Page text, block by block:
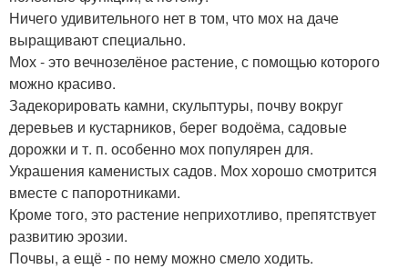
Ничего удивительного нет в том, что мох на даче
выращивают специально.
Мох - это вечнозелёное растение, с помощью которого
можно красиво.
Задекорировать камни, скульптуры, почву вокруг
деревьев и кустарников, берег водоёма, садовые
дорожки и т. п. особенно мох популярен для.
Украшения каменистых садов. Мох хорошо смотрится
вместе с папоротниками.
Кроме того, это растение неприхотливо, препятствует
развитию эрозии.
Почвы, а ещё - по нему можно смело ходить.